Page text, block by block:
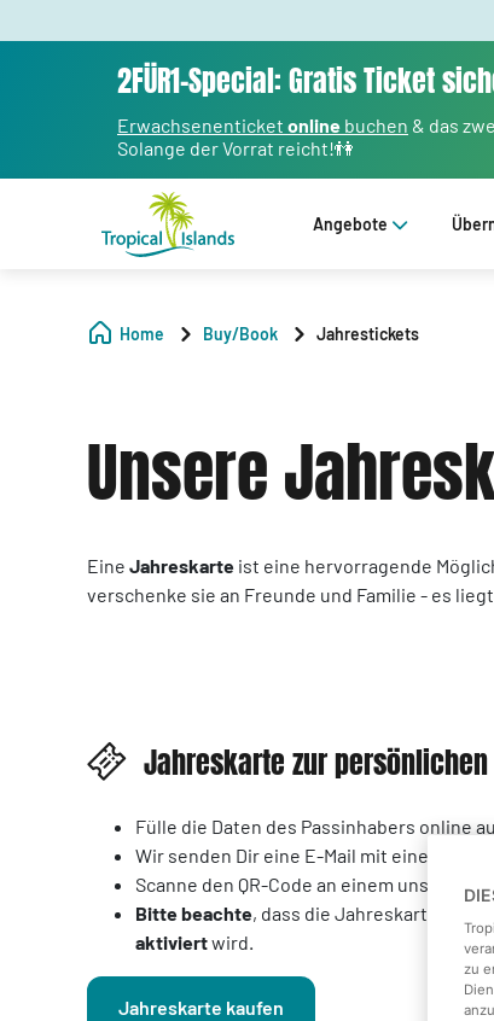
2FÜR1-Special: Gratis Ticket
Erwachsenenticket online buchen & das
Solange der Vorrat reicht!👫
Angebote
Home Buy/Book Jahrestickets
Unsere
Eine Jahreskarte ist eine hervorragende
verschenke sie an Freunde und Familie - es
Jahreskarte zur
Fülle die Daten des Passinhabers online
Wir senden Dir eine E-Mail mit einem QR-
Scanne den QR-Code an einem unserer
Bitte beachte, dass die Jahreskarte
aktiviertwird.
Jahreskarte kaufen
zu